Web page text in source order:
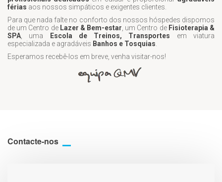
férias aos nossos simpáticos e exigentes clientes.
Para que nada falte no conforto dos nossos hóspedes dispomos
de um Centro de Lazer & Bem-estar , um Centro de Fisioterapia &
SPA , uma Escola de Treinos, Transportes em viatura
especializada e agradáveis Banhos e Tosquias
Esperamos recebê-los em breve, venha visitar-nos!
Contacte-nos